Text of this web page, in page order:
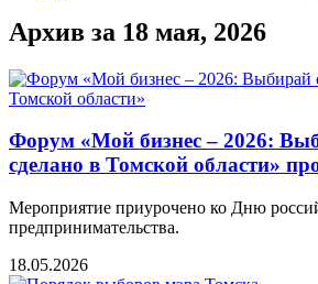
Архив за 18 мая, 2026
Форум «Мой бизнес – 2026:
сделано в Томской области»
Мероприятие приурочено ко Дню
предпринимательства.
18.05.2026